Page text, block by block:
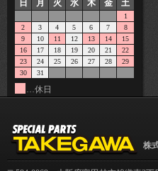
日
月 火 水 木 金 土
1
2
3 4 5 6 7
8
9
10 11 12 13 14
15
16
17 18 19 20 21
22
23
24 25 26 27 28
29
30
31
…休日
株